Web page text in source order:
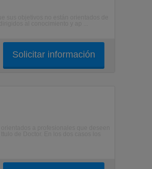
Solicitar información